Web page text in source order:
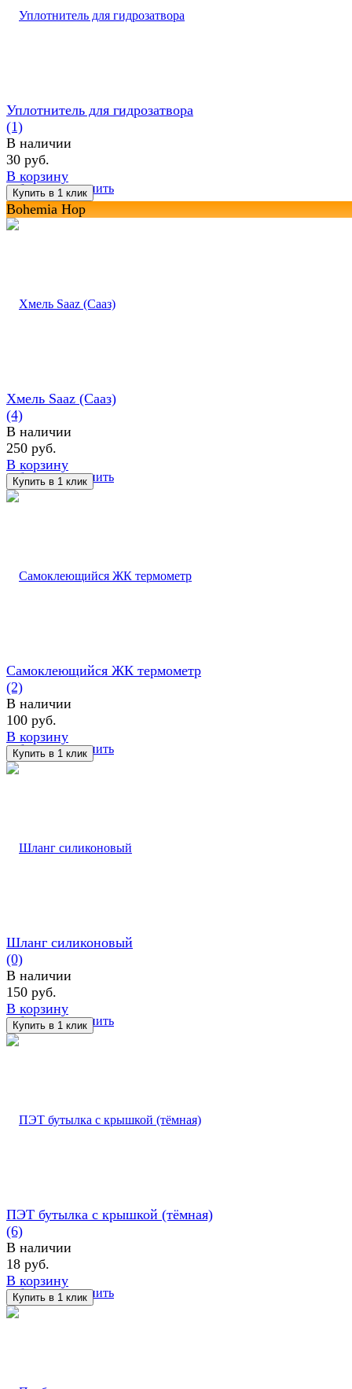
избранное сравнить
Уплотнитель для гидрозатвора
(1)
В наличии
30 руб.
В корзину
Bohemia Hop
избранное сравнить
Хмель Saaz (Сааз)
(4)
В наличии
250 руб.
В корзину
избранное сравнить
Самоклеющийся ЖК термометр
(2)
В наличии
100 руб.
В корзину
избранное сравнить
Шланг силиконовый
(0)
В наличии
150 руб.
В корзину
избранное сравнить
ПЭТ бутылка с крышкой (тёмная)
(6)
В наличии
18 руб.
В корзину